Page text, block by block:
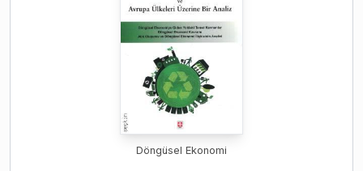
Döngüsel Ekonomi